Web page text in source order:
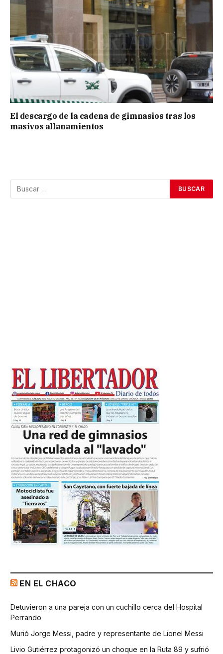
El descargo de la cadena de gimnasios tras los
masivos allanamientos
EN EL CHACO
Detuvieron a una pareja con un cuchillo cerca del Hospital
Perrando
Murió Jorge Messi, padre y representante de Lionel Messi
Livio Gutiérrez protagonizó un choque en la Ruta 89 y sufrió